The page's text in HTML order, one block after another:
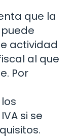
que la
actividad
al que
Por
si se